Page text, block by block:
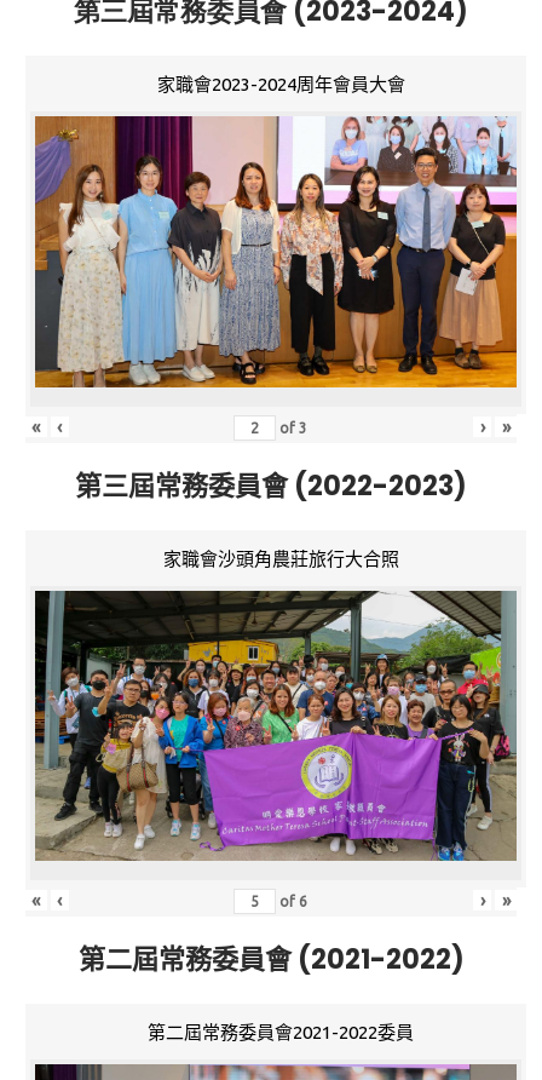
第三屆常務委員會 (2023-2024)
家職會2023-2024周年會員大會
« ‹ of3 › »
第三屆常務委員會 (2022-2023)
家職會沙頭角農莊旅行大合照
« ‹ of 6 › »
第二屆常務委員會 (2021-2022)
第二屆常務委員會2021-2022委員